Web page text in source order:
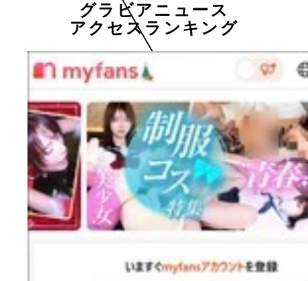
グラビアニュース
アクセスランキング